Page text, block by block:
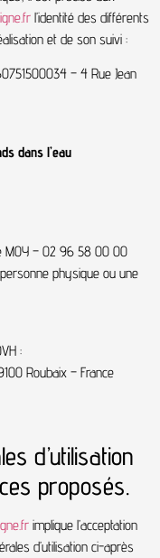
l’identité des différents
et de son suivi :
– 4 Rue Jean
dans l’eau
MOY – 02 96 58 00 00
physique ou une
:
Roubaix – France
d’utilisation
proposés.
implique l’acceptation
d’utilisation ci-après